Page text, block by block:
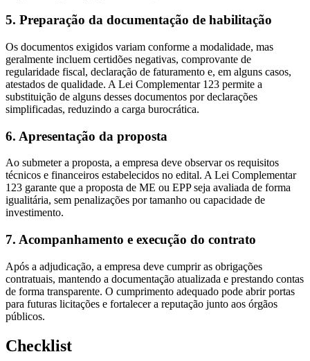
5. Preparação da documentação de habilitação
Os documentos exigidos variam conforme a modalidade, mas
geralmente incluem certidões negativas, comprovante de
regularidade fiscal, declaração de faturamento e, em alguns casos,
atestados de qualidade. A Lei Complementar 123 permite a
substituição de alguns desses documentos por declarações
simplificadas, reduzindo a carga burocrática.
6. Apresentação da proposta
Ao submeter a proposta, a empresa deve observar os requisitos
técnicos e financeiros estabelecidos no edital. A Lei Complementar
123 garante que a proposta de ME ou EPP seja avaliada de forma
igualitária, sem penalizações por tamanho ou capacidade de
investimento.
7. Acompanhamento e execução do contrato
Após a adjudicação, a empresa deve cumprir as obrigações
contratuais, mantendo a documentação atualizada e prestando contas
de forma transparente. O cumprimento adequado pode abrir portas
para futuras licitações e fortalecer a reputação junto aos órgãos
públicos.
Checklist